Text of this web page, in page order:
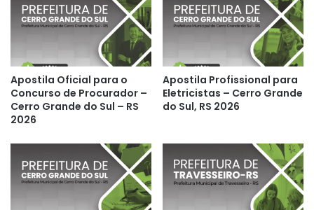
Apostila Oficial para o
Concurso de Procurador –
Cerro Grande do Sul – RS
2026
Apostila Profissional para
Eletricistas – Cerro Grande
do Sul, RS 2026